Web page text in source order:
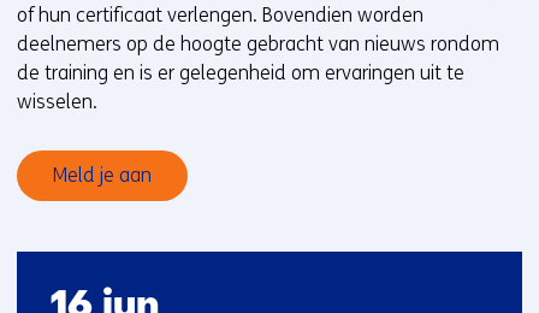
of hun certificaat verlengen. Bovendien worden
deelnemers op de hoogte gebracht van nieuws rondom
de training en is er gelegenheid om ervaringen uit te
wisselen.
Meld je aan
Startdatum